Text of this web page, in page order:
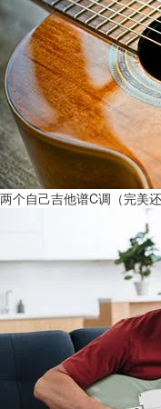
两个自己吉他谱C调（完美